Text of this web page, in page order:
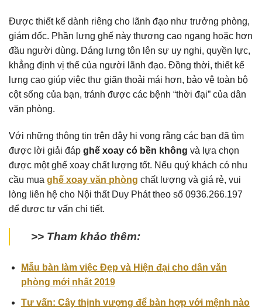
Được thiết kế dành riêng cho lãnh đạo như trưởng phòng,
giám đốc. Phần lưng ghế này thương cao ngang hoặc hơn
đầu người dùng. Dáng lưng tôn lên sự uy nghi, quyền lực,
khẳng định vị thế của người lãnh đạo. Đồng thời, thiết kế
lưng cao giúp việc thư giãn thoải mái hơn, bảo vệ toàn bộ
cột sống của bạn, tránh được các bệnh “thời đại” của dân
văn phòng.
Với những thông tin trên đây hi vọng rằng các bạn đã tìm
được lời giải đáp ghế xoay có bền không và lựa chọn
được một ghế xoay chất lượng tốt. Nếu quý khách có nhu
cầu mua ghế xoay văn phòng chất lượng và giá rẻ, vui
lòng liên hệ cho Nội thất Duy Phát theo số 0936.266.197
để được tư vấn chi tiết.
>> Tham khảo thêm:
Mẫu bàn làm việc Đẹp và Hiện đại cho dân văn
phòng mới nhất 2019
Tư vấn: Cây thịnh vượng để bàn hợp với mệnh nào